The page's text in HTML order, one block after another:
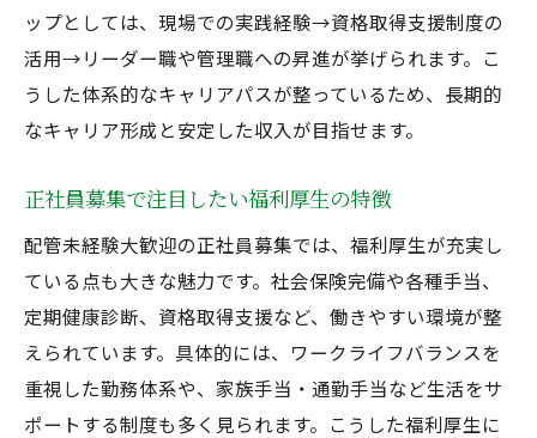
ップとしては、現場での実践経験→資格取得支援制度の
活用→リーダー職や管理職への昇進が挙げられます。こ
うした体系的なキャリアパスが整っているため、長期的
なキャリア形成と安定した収入が目指せます。
正社員募集で注目したい福利厚生の特徴
配管未経験大歓迎の正社員募集では、福利厚生が充実し
ている点も大きな魅力です。社会保険完備や各種手当、
定期健康診断、資格取得支援など、働きやすい環境が整
えられています。具体的には、ワークライフバランスを
重視した勤務体系や、家族手当・通勤手当など生活をサ
ポートする制度も多く見られます。こうした福利厚生に